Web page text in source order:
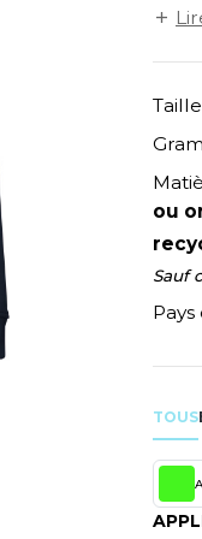
- BLANKS
sur
ou
Sauf
Pays
TOUS